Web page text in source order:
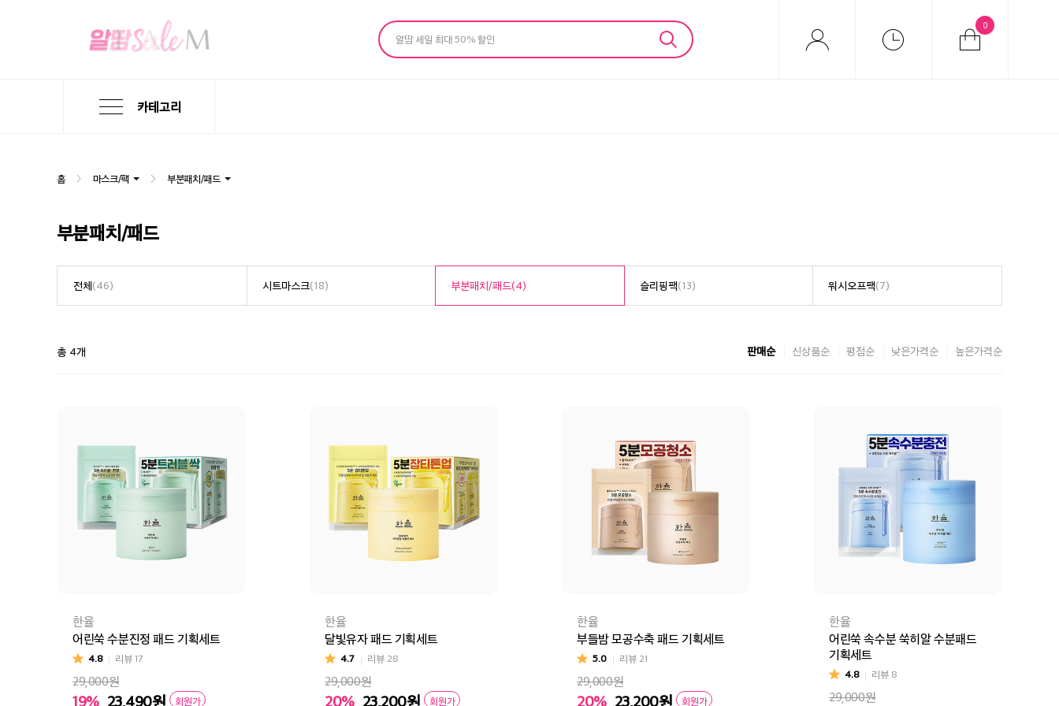
알땀 세일 최대 50% 할인
0
카테고리
홈 마스크/팩 부분패치/패드
부분패치/패드
전체(46) 시트마스크(18) 부분패치/패드(4) 슬리핑팩(13) 워시오프팩(7)
총 4개 판매순 신상품순 평점순 낮은가격순 높은가격순
한율
어린쑥 수분진정 패드 기획세트
4.8 리뷰17
29,000원
19% 23,490원 회원가
한율
달빛유자 패드 기획세트
4.7 리뷰 28
29,000원
20% 23,200원 회원가
한율
부들밤 모공수축 패드 기획세트
5.0 리뷰 21
29,000원
20% 23,200원 회원가
한율
어린쑥 속수분 쑥히알 수분패드
기획세트
4.8 리뷰 8
29,000원